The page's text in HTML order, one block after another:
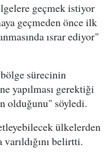
geçmek istiyor
geçmeden önce ilk
ısrar ediyor"
sürecinin
yapılması gerektiği
olduğunu" söyledi.
ülkelerden
belirtti.